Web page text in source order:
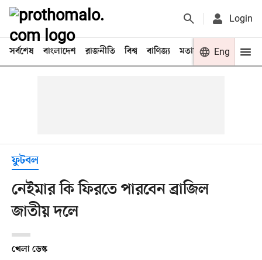
Login
সর্বশেষ বাংলাদেশ রাজনীতি বিশ্ব বাণিজ্য মতামত খেলা
Eng
ফুটবল
নেইমার কি ফিরতে পারবেন ব্রাজিল
জাতীয় দলে
খেলা ডেস্ক